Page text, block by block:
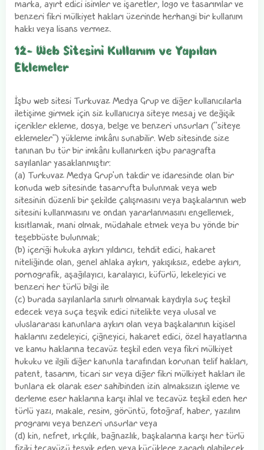
marka, ayırt edici isimler ve işaretler, logo ve tasarımlar ve
benzeri fikri mülkiyet hakları üzerinde herhangi bir kullanım
hakkı veya lisans vermez.
12- Web Sitesini Kullanım ve Yapılan
Eklemeler
İşbu web sitesi Turkuvaz Medya Grup ve diğer kullanıcılarla
iletişime girmek için siz kullanıcıya siteye mesaj ve değişik
içerikler ekleme, dosya, belge ve benzeri unsurları ("siteye
eklemeler") yükleme imkânı sunabilir. Web sitesinde size
tanınan bu tür bir imkânı kullanırken işbu paragrafta
sayılanlar yasaklanmıştır:
(a) Turkuvaz Medya Grup'un takdir ve idaresinde olan bir
konuda web sitesinde tasarrufta bulunmak veya web
sitesinin düzenli bir şekilde çalışmasını veya başkalarının web
sitesini kullanmasını ve ondan yararlanmasını engellemek,
kısıtlamak, mani olmak, müdahale etmek veya bu yönde bir
teşebbüste bulunmak;
(b) içeriği hukuka aykırı yıldırıcı, tehdit edici, hakaret
niteliğinde olan, genel ahlaka aykırı, yakışıksız, edebe aykırı,
pornografik, aşağılayıcı, karalayıcı, küfürlü, lekeleyici ve
benzeri her türlü bilgi ile
(c) burada sayılanlarla sınırlı olmamak kaydıyla suç teşkil
edecek veya suça teşvik edici nitelikte veya ulusal ve
uluslararası kanunlara aykırı olan veya başkalarının kişisel
haklarını zedeleyici, çiğneyici, hakaret edici, özel hayatlarına
ve kamu haklarına tecavüz teşkil eden veya fikri mülkiyet
hukuku ve ilgili diğer kanunla tarafından korunan telif hakları,
patent, tasarım, ticari sır veya diğer fikri mülkiyet hakları ile
bunlara ek olarak eser sahibinden izin almaksızın işleme ve
derleme eser haklarına karşı ihlal ve tecavüz teşkil eden her
türlü yazı, makale, resim, görüntü, fotoğraf, haber, yazılım
programı veya benzeri unsurlar veya
(d) kin, nefret, ırkçılık, bağnazlık, başkalarına karşı her türlü
fiziki tecavüzü teşvik eden veya küçüklere zararlı olabilecek,